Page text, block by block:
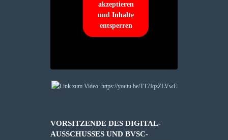
akzeptieren
und Inhalte
entsperren
VORSITZENDE DES DIGITAL-
AUSSCHUSSES UND BVSC-